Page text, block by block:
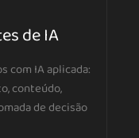
de IA
com IA aplicada:
conteúdo,
de decisão